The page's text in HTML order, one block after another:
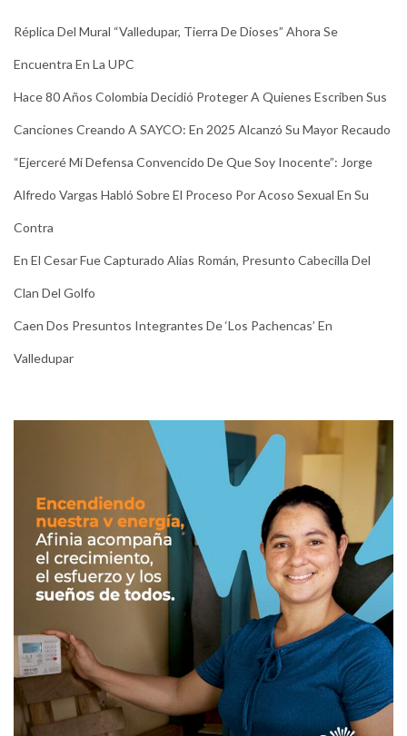
Réplica Del Mural “Valledupar, Tierra De Dioses” Ahora Se
Encuentra En La UPC
Hace 80 Años Colombia Decidió Proteger A Quienes Escriben Sus
Canciones Creando A SAYCO: En 2025 Alcanzó Su Mayor Recaudo
“Ejerceré Mi Defensa Convencido De Que Soy Inocente”: Jorge
Alfredo Vargas Habló Sobre El Proceso Por Acoso Sexual En Su
Contra
En El Cesar Fue Capturado Alias Román, Presunto Cabecilla Del
Clan Del Golfo
Caen Dos Presuntos Integrantes De ‘Los Pachencas’ En
Valledupar